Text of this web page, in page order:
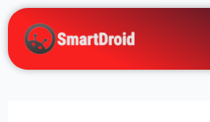
Zum
Inhalt
springen